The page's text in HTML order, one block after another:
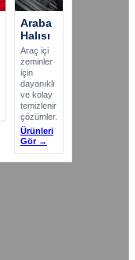
Araba
Halısı
Araç içi
zeminler
için
dayanıklı
ve kolay
temizlenir
çözümler.
Ürünleri
Gör →